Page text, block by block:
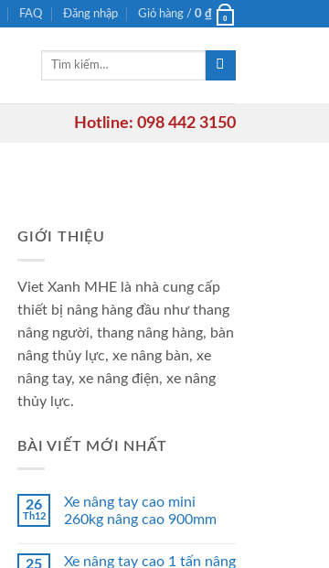
FAQ Đăng nhập Giỏ hàng / 0 ₫ 0
Tìm
Hotline: 098 442 3150
GIỚI THIỆU
Viet Xanh MHE là nhà cung cấp
thiết bị nâng hàng đầu như thang
nâng người, thang nâng hàng, bàn
nâng thủy lực, xe nâng bàn, xe
nâng tay, xe nâng điện, xe nâng
thủy lực.
BÀI VIẾT MỚI NHẤT
26
Th12
Xe nâng tay cao mini
260kg nâng cao 900mm
25
Xe nâng tay cao 1 tấn nâng